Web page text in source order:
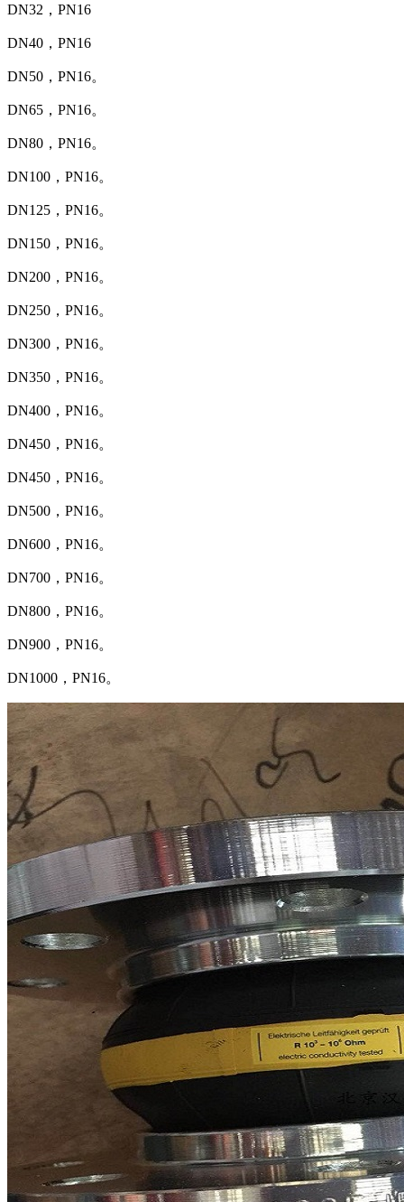
DN32，PN16
DN40，PN16
DN50，PN16。
DN65，PN16。
DN80，PN16。
DN100，PN16。
DN125，PN16。
DN150，PN16。
DN200，PN16。
DN250，PN16。
DN300，PN16。
DN350，PN16。
DN400，PN16。
DN450，PN16。
DN450，PN16。
DN500，PN16。
DN600，PN16。
DN700，PN16。
DN800，PN16。
DN900，PN16。
DN1000，PN16。